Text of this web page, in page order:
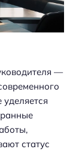
—
статус